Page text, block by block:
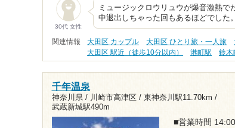
30代 女性
ミュージックロウリュウが爆音激熱
中退出しちゃった回もあるほどでし
関連情報 大田区 カップル 大田区 ひとり旅・一人旅
大田区 駅近（徒歩10分以内）
港町駅 鈴木
千年温泉
神奈川県 / 川崎市高津区 / 東神奈川駅11.70km /
武蔵新城駅490m
■営業時間